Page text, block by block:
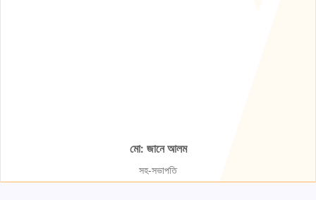
মো: জানে আলম
সহ-সভাপতি